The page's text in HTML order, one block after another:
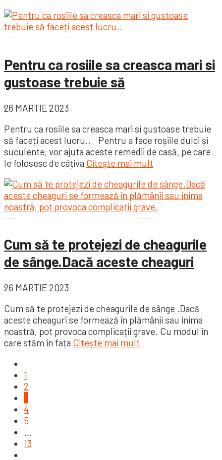
Pentru ca rosiile sa creasca mari si
gustoase trebuie să
26 MARTIE 2023
Pentru ca rosiile sa creasca mari si gustoase trebuie
să faceți acest lucru..⠀Pentru a face roșiile dulci și
suculente, vor ajuta aceste remedii de casă, pe care
le folosesc de câțiva Citește mai mult
Cum să te protejezi de cheagurile
de sânge.Dacă aceste cheaguri
26 MARTIE 2023
Cum să te protejezi de cheagurile de sânge .Dacă
aceste cheaguri se formează în plămânii sau inima
noastră, pot provoca complicații grave. Cu modul în
care stăm în fața Citește mai mult
1
2
4
5
…
13